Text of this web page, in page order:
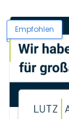
Empfohlen